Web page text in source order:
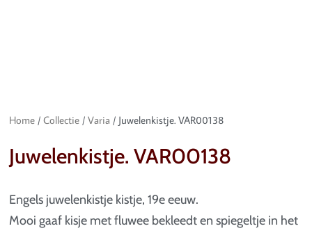
Home / Collectie / Varia / Juwelenkistje. VAR00138
Juwelenkistje. VAR00138
Engels juwelenkistje kistje, 19e eeuw.
Mooi gaaf kisje met fluwee bekleedt en spiegeltje in het